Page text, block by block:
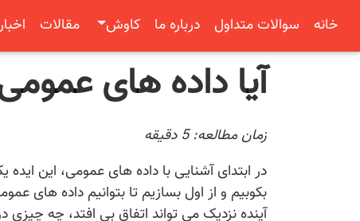
خانه سوالات متداول درباره ما کاوش مقالات
آیا داده های
زمان مطالعه:5 دقیقه
در ابتدای آشنایی با داده های عمومی، این ایده
بکوبیم و از اول بسازیم تا بتوانیم داده های
آینده نزدیک می تواند اتفاق بی افتد، چه